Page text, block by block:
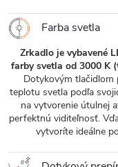
Farba svetla
Zrkadlo je vybavené
farby svetla od 3000 K
Dotykovým tlačidlom
teplotu svetla podľa
na vytvorenie útulnej
perfektnú viditeľnosť.
vytvoríte ideálne